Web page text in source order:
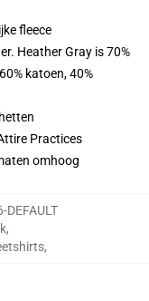
fleece
Heather Gray is 70%
katoen, 40%
Practices
omhoog
DEFAULT
,
,